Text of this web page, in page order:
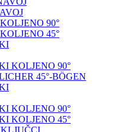
90°
45°
KOLJENO 90°
45°-BÖGEN
KOLJENO 90°
KOLJENO 45°